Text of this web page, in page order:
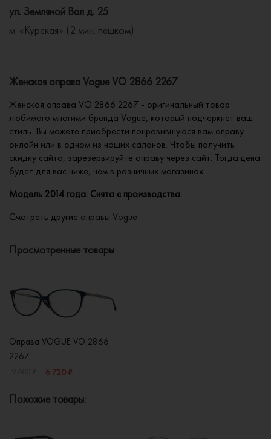
ул. Земляной Вал д. 25
м. «Курская» (2 мин. пешком)
Женская оправа Vogue VO 2866 2267
Женская оправа VO 2866 2267 - оригинальный товар
любимого многими бренда Vogue, который подчеркнет ваш
стиль. Вы можете приобрести понравившуюся вам оправу
онлайн или в одном из наших салонов. Чтобы получить
скидку сайта, зарезервируйте оправу через сайт. Тогда цена
будет для вас ниже, чем в розничных магазинах.
Модель 2014 года. Снята с производства.
Смотреть другие оправы Vogue
Просмотренные товары
Оправа VOGUE VO 2866
2267
6 720 ₽
Похожие товары: